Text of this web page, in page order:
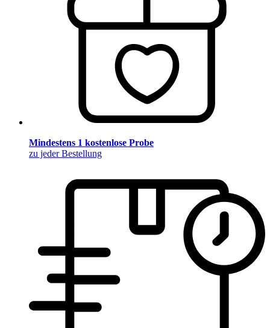
Mindestens 1 kostenlose Probe
zu jeder Bestellung